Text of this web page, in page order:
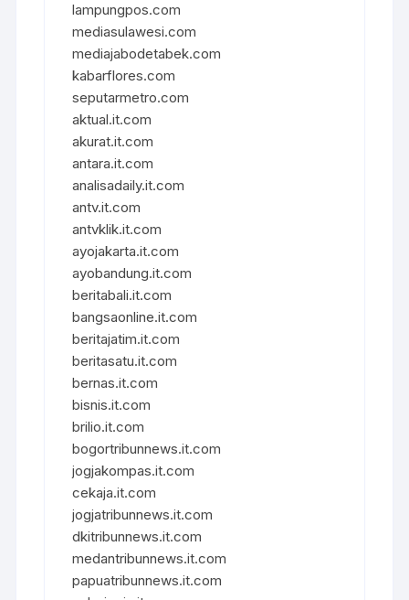
lampungpos.com
mediasulawesi.com
mediajabodetabek.com
kabarflores.com
seputarmetro.com
aktual.it.com
akurat.it.com
antara.it.com
analisadaily.it.com
antv.it.com
antvklik.it.com
ayojakarta.it.com
ayobandung.it.com
beritabali.it.com
bangsaonline.it.com
beritajatim.it.com
beritasatu.it.com
bernas.it.com
bisnis.it.com
brilio.it.com
bogortribunnews.it.com
jogjakompas.it.com
cekaja.it.com
jogjatribunnews.it.com
dkitribunnews.it.com
medantribunnews.it.com
papuatribunnews.it.com